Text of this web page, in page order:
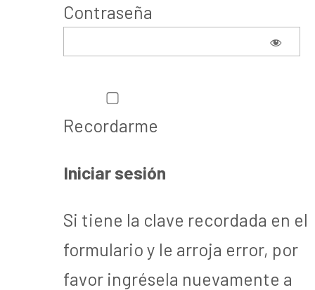
Contraseña
Recordarme
Si tiene la clave recordada en el
formulario y le arroja error, por
favor ingrésela nuevamente a